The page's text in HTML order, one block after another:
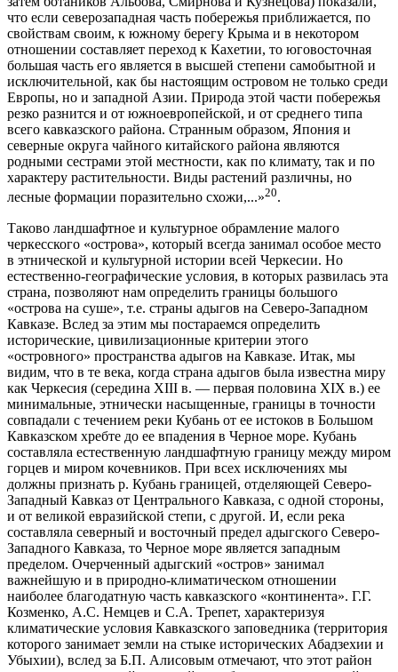
что если северозападная часть побережья приближается, по
свойствам своим, к южному берегу Крыма и в некотором
отношении составляет переход к Кахетии, то юговосточная
большая часть его является в высшей степени самобытной и
исключительной, как бы настоящим островом не только среди
Европы, но и западной Азии. Природа этой части побережья
резко разнится и от южноевропейской, и от среднего типа
всего кавказского района. Странным образом, Япония и
северные округа чайного китайского района являются
родными сестрами этой местности, как по климату, так и по
характеру растительности. Виды растений различны, но
лесные формации поразительно схожи,...»20.
Таково ландшафтное и культурное обрамление малого
черкесского «острова», который всегда занимал особое место
в этнической и культурной истории всей Черкесии. Но
естественно-географические условия, в которых развилась эта
страна, позволяют нам определить границы большого
«острова на суше», т.е. страны адыгов на Северо-Западном
Кавказе. Вслед за этим мы постараемся определить
исторические, цивилизационные критерии этого
«островного» пространства адыгов на Кавказе. Итак, мы
видим, что в те века, когда страна адыгов была известна миру
как Черкесия (середина XIII в. — первая половина XIX в.) ее
минимальные, этнически насыщенные, границы в точности
совпадали с течением реки Кубань от ее истоков в Большом
Кавказском хребте до ее впадения в Черное море. Кубань
составляла естественную ландшафтную границу между миром
горцев и миром кочевников. При всех исключениях мы
должны признать р. Кубань границей, отделяющей Северо-
Западный Кавказ от Центрального Кавказа, с одной стороны,
и от великой евразийской степи, с другой. И, если река
составляла северный и восточный предел адыгского Северо-
Западного Кавказа, то Черное море является западным
пределом. Очерченный адыгский «остров» занимал
важнейшую и в природно-климатическом отношении
наиболее благодатную часть кавказского «континента». Г.Г.
Козменко, А.С. Немцев и С.А. Трепет, характеризуя
климатические условия Кавказского заповедника (территория
которого занимает земли на стыке исторических Абадзехии и
Убыхии), вслед за Б.П. Алисовым отмечают, что этот район